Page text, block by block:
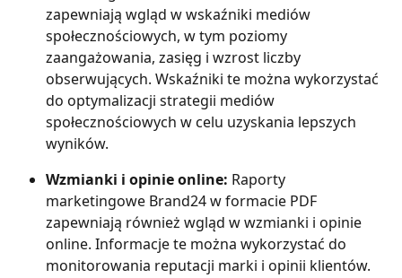
zapewniają wgląd w wskaźniki mediów
społecznościowych, w tym poziomy
zaangażowania, zasięg i wzrost liczby
obserwujących. Wskaźniki te można wykorzystać
do optymalizacji strategii mediów
społecznościowych w celu uzyskania lepszych
wyników.
Wzmianki i opinie online: Raporty
marketingowe Brand24 w formacie PDF
zapewniają również wgląd w wzmianki i opinie
online. Informacje te można wykorzystać do
monitorowania reputacji marki i opinii klientów.